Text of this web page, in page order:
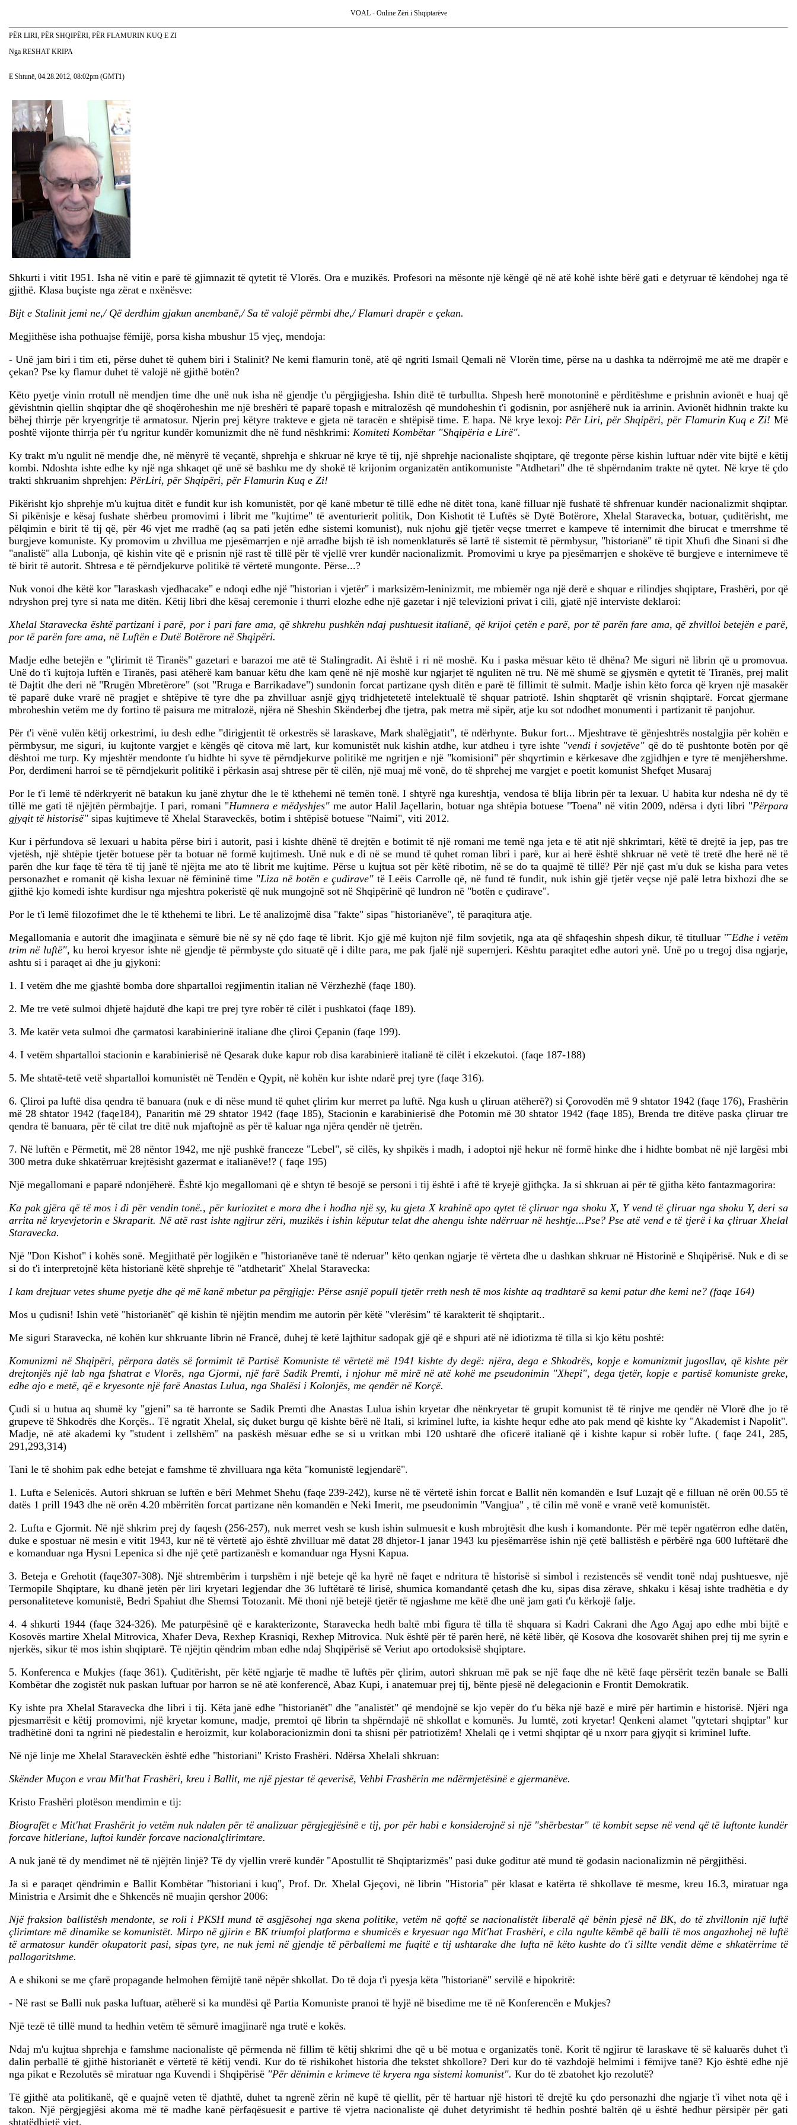
VOAL - Online Zëri i Shqiptarëve
PËR LIRI, PËR SHQIPËRI, PËR FLAMURIN KUQ E ZI
Nga RESHAT KRIPA
E Shtunë, 04.28.2012, 08:02pm (GMT1)
Shkurti i vitit 1951. Isha në vitin e parë të gjimnazit të qytetit të Vlorës. Ora e muzikës. Profesori na mësonte një këngë që në atë kohë ishte bërë gati e detyruar të këndohej nga të
gjithë. Klasa buçiste nga zërat e nxënësve:
Bijt e Stalinit jemi ne,/ Që derdhim gjakun anembanë,/ Sa të valojë përmbi dhe,/ Flamuri drapër e çekan.
Megjithëse isha pothuajse fëmijë, porsa kisha mbushur 15 vjeç, mendoja:
- Unë jam biri i tim eti, përse duhet të quhem biri i Stalinit? Ne kemi flamurin tonë, atë që ngriti Ismail Qemali në Vlorën time, përse na u dashka ta ndërrojmë me atë me drapër e
çekan? Pse ky flamur duhet të valojë në gjithë botën?
Këto pyetje vinin rrotull në mendjen time dhe unë nuk isha në gjendje t'u përgjigjesha. Ishin ditë të turbullta. Shpesh herë monotoninë e përditëshme e prishnin avionët e huaj që
gëvishtnin qiellin shqiptar dhe që shoqëroheshin me një breshëri të paparë topash e mitralozësh që mundoheshin t'i godisnin, por asnjëherë nuk ia arrinin. Avionët hidhnin trakte ku
bëhej thirrje për kryengritje të armatosur. Njerin prej këtyre trakteve e gjeta në taracën e shtëpisë time. E hapa. Në krye lexoj:Për Liri, për Shqipëri, për Flamurin Kuq e Zi! Më
poshtë vijonte thirrja për t'u ngritur kundër komunizmit dhe në fund nëshkrimi: Komiteti Kombëtar "Shqipëria e Lirë".
Ky trakt m'u ngulit në mendje dhe, në mënyrë të veçantë, shprehja e shkruar në krye të tij, një shprehje nacionaliste shqiptare, që tregonte përse kishin luftuar ndër vite bijtë e këtij
kombi. Ndoshta ishte edhe ky një nga shkaqet që unë së bashku me dy shokë të krijonim organizatën antikomuniste "Atdhetari" dhe të shpërndanim trakte në qytet. Në krye të çdo
trakti shkruanim shprehjen: PërLiri, për Shqipëri, për Flamurin Kuq e Zi!
Pikërisht kjo shprehje m'u kujtua ditët e fundit kur ish komunistët, por që kanë mbetur të tillë edhe në ditët tona, kanë filluar një fushatë të shfrenuar kundër nacionalizmit shqiptar.
Si pikënisje e kësaj fushate shërbeu promovimi i librit me "kujtime" të aventurierit politik, Don Kishotit të Luftës së Dytë Botërore, Xhelal Staravecka, botuar, çuditërisht, me
pëlqimin e birit të tij që, për 46 vjet me rradhë (aq sa pati jetën edhe sistemi komunist), nuk njohu gjë tjetër veçse tmerret e kampeve të internimit dhe birucat e tmerrshme të
burgjeve komuniste. Ky promovim u zhvillua me pjesëmarrjen e një arradhe bijsh të ish nomenklaturës së lartë të sistemit të përmbysur, "historianë" të tipit Xhufi dhe Sinani si dhe
"analistë" alla Lubonja, që kishin vite që e prisnin një rast të tillë për të vjellë vrer kundër nacionalizmit. Promovimi u krye pa pjesëmarrjen e shokëve të burgjeve e internimeve të
të birit të autorit. Shtresa e të përndjekurve politikë të vërtetë mungonte. Përse...?
Nuk vonoi dhe këtë kor "laraskash vjedhacake" e ndoqi edhe një "historian i vjetër" i marksizëm-leninizmit, me mbiemër nga një derë e shquar e rilindjes shqiptare, Frashëri, por që
ndryshon prej tyre si nata me ditën. Këtij libri dhe kësaj ceremonie i thurri elozhe edhe një gazetar i një televizioni privat i cili, gjatë një interviste deklaroi:
Xhelal Staravecka është partizani i parë, por i pari fare ama, që shkrehu pushkën ndaj pushtuesit italianë, që krijoi çetën e parë, por të parën fare ama, që zhvilloi betejën e parë,
por të parën fare ama, në Luftën e Dutë Botërore në Shqipëri.
Madje edhe betejën e "çlirimit të Tiranës" gazetari e barazoi me atë të Stalingradit. Ai është i ri në moshë. Ku i paska mësuar këto të dhëna? Me siguri në librin që u promovua.
Unë do t'i kujtoja luftën e Tiranës, pasi atëherë kam banuar këtu dhe kam qenë në një moshë kur ngjarjet të nguliten në tru. Në më shumë se gjysmën e qytetit të Tiranës, prej malit
të Dajtit dhe deri në "Rrugën Mbretërore" (sot "Rruga e Barrikadave") sundonin forcat partizane qysh ditën e parë të fillimit të sulmit. Madje ishin këto forca që kryen një masakër
të paparë duke vrarë në pragjet e shtëpive të tyre dhe pa zhvilluar asnjë gjyq tridhjetetetë intelektualë të shquar patriotë. Ishin shqptarët që vrisnin shqiptarë. Forcat gjermane
mbroheshin vetëm me dy fortino të paisura me mitralozë, njëra në Sheshin Skënderbej dhe tjetra, pak metra më sipër, atje ku sot ndodhet monumenti i partizanit të panjohur.
Për t'i vënë vulën këtij orkestrimi, iu desh edhe "dirigjentit të orkestrës së laraskave, Mark shalëgjatit", të ndërhynte. Bukur fort... Mjeshtrave të gënjeshtrës nostalgjia për kohën e
përmbysur, me siguri, iu kujtonte vargjet e këngës që citova më lart, kur komunistët nuk kishin atdhe, kur atdheu i tyre ishte "vendi i sovjetëve" që do të pushtonte botën por që
dështoi me turp. Ky mjeshtër mendonte t'u hidhte hi syve të përndjekurve politikë me ngritjen e një "komisioni" për shqyrtimin e kërkesave dhe zgjidhjen e tyre të menjëhershme.
Por, derdimeni harroi se të përndjekurit politikë i përkasin asaj shtrese për të cilën, një muaj më vonë, do të shprehej me vargjet e poetit komunist Shefqet Musaraj
Por le t'i lemë të ndërkryerit në batakun ku janë zhytur dhe le të kthehemi në temën tonë. I shtyrë nga kureshtja, vendosa të blija librin për ta lexuar. U habita kur ndesha në dy të
tillë me gati të njëjtën përmbajtje. I pari, romani "Humnera e mëdyshjes"me autor Halil Jaçellarin, botuar nga shtëpia botuese "Toena" në vitin 2009, ndërsa i dyti libri "Përpara
gjyqit të historisë" sipas kujtimeve të Xhelal Staraveckës, botim i shtëpisë botuese "Naimi", viti 2012.
Kur i përfundova së lexuari u habita përse biri i autorit, pasi i kishte dhënë të drejtën e botimit të një romani me temë nga jeta e të atit një shkrimtari, këtë të drejtë ia jep, pas tre
vjetësh, një shtëpie tjetër botuese për ta botuar në formë kujtimesh. Unë nuk e di në se mund të quhet roman libri i parë, kur ai herë është shkruar në vetë të tretë dhe herë në të
parën dhe kur faqe të tëra të tij janë të njëjta me ato të librit me kujtime. Përse u kujtua sot për këtë ribotim, në se do ta quajmë të tillë? Për një çast m'u duk se kisha para vetes
personazhet e romanit që kisha lexuar në fëmininë time "Liza në botën e çudirave"të Leëis Carrolle që, në fund të fundit, nuk ishin gjë tjetër veçse një palë letra bixhozi dhe se
gjithë kjo komedi ishte kurdisur nga mjeshtra pokeristë që nuk mungojnë sot në Shqipërinë që lundron në "botën e çudirave".
Por le t'i lemë filozofimet dhe le të kthehemi te libri. Le të analizojmë disa "fakte" sipas "historianëve", të paraqitura atje.
Megallomania e autorit dhe imagjinata e sëmurë bie në sy në çdo faqe të librit. Kjo gjë më kujton një film sovjetik, nga ata që shfaqeshin shpesh dikur, të titulluar "˜Edhe i vetëm
trim në luftë",ku heroi kryesor ishte në gjendje të përmbyste çdo situatë që i dilte para, me pak fjalë një supernjeri. Kështu paraqitet edhe autori ynë. Unë po u tregoj disa ngjarje,
ashtu si i paraqet ai dhe ju gjykoni:
1. I vetëm dhe me gjashtë bomba dore shpartalloi regjimentin italian në Vërzhezhë (faqe 180).
2. Me tre vetë sulmoi dhjetë hajdutë dhe kapi tre prej tyre robër të cilët i pushkatoi (faqe 189).
3. Me katër veta sulmoi dhe çarmatosi karabinierinë italiane dhe çliroi Çepanin (faqe 199).
4. I vetëm shpartalloi stacionin e karabinierisë në Qesarak duke kapur rob disa karabinierë italianë të cilët i ekzekutoi. (faqe 187-188)
5. Me shtatë-tetë vetë shpartalloi komunistët në Tendën e Qypit, në kohën kur ishte ndarë prej tyre (faqe 316).
6. Çliroi pa luftë disa qendra të banuara (nuk e di nëse mund të quhet çlirim kur merret pa luftë. Nga kush u çliruan atëherë?) si Çorovodën më 9 shtator 1942 (faqe 176), Frashërin
më 28 shtator 1942 (faqe184), Panaritin më 29 shtator 1942 (faqe 185), Stacionin e karabinierisë dhe Potomin më 30 shtator 1942 (faqe 185), Brenda tre ditëve paska çliruar tre
qendra të banuara, për të cilat tre ditë nuk mjaftojnë as për të kaluar nga njëra qendër në tjetrën.
7. Në luftën e Përmetit, më 28 nëntor 1942, me një pushkë franceze "Lebel", së cilës, ky shpikës i madh, i adoptoi një hekur në formë hinke dhe i hidhte bombat në një largësi mbi
300 metra duke shkatërruar krejtësisht gazermat e italianëve!? ( faqe 195)
Një megallomani e paparë ndonjëherë. Është kjo megallomani që e shtyn të besojë se personi i tij është i aftë të kryejë gjithçka. Ja si shkruan ai për të gjitha këto fantazmagorira:
Ka pak gjëra që të mos i di për vendin tonë., për kuriozitet e mora dhe i hodha një sy, ku gjeta X krahinë apo qytet të çliruar nga shoku X, Y vend të çliruar nga shoku Y, deri sa
arrita në kryevjetorin e Skraparit. Në atë rast ishte ngjirur zëri, muzikës i ishin këputur telat dhe ahengu ishte ndërruar në heshtje...Pse? Pse atë vend e të tjerë i ka çliruar Xhelal
Staravecka.
Një "Don Kishot" i kohës sonë. Megjithatë për logjikën e "historianëve tanë të nderuar" këto qenkan ngjarje të vërteta dhe u dashkan shkruar në Historinë e Shqipërisë. Nuk e di se
si do t'i interpretojnë këta historianë këtë shprehje të "atdhetarit" Xhelal Staravecka:
I kam drejtuar vetes shume pyetje dhe që më kanë mbetur pa përgjigje: Përse asnjë popull tjetër rreth nesh të mos kishte aq tradhtarë sa kemi patur dhe kemi ne? (faqe 164)
Mos u çudisni! Ishin vetë "historianët" që kishin të njëjtin mendim me autorin për këtë "vlerësim" të karakterit të shqiptarit..
Me siguri Staravecka, në kohën kur shkruante librin në Francë, duhej të ketë lajthitur sadopak gjë që e shpuri atë në idiotizma të tilla si kjo këtu poshtë:
Komunizmi në Shqipëri, përpara datës së formimit të Partisë Komuniste të vërtetë më 1941 kishte dy degë: njëra, dega e Shkodrës, kopje e komunizmit jugosllav, që kishte për
drejtonjës një lab nga fshatrat e Vlorës, nga Gjormi, një farë Sadik Premti, i njohur më mirë në atë kohë me pseudonimin "Xhepi", dega tjetër, kopje e partisë komuniste greke,
edhe ajo e metë, që e kryesonte një farë Anastas Lulua, nga Shalësi i Kolonjës, me qendër në Korçë.
Çudi si u hutua aq shumë ky "gjeni" sa të harronte se Sadik Premti dhe Anastas Lulua ishin kryetar dhe nënkryetar të grupit komunist të të rinjve me qendër në Vlorë dhe jo të
grupeve të Shkodrës dhe Korçës.. Të ngratit Xhelal, siç duket burgu që kishte bërë në Itali, si kriminel lufte, ia kishte hequr edhe ato pak mend që kishte ky "Akademist i Napolit".
Madje, në atë akademi ky "student i zellshëm" na paskësh mësuar edhe se si u vritkan mbi 120 ushtarë dhe oficerë italianë që i kishte kapur si robër lufte. ( faqe 241, 285,
291,293,314)
Tani le të shohim pak edhe betejat e famshme të zhvilluara nga këta "komunistë legjendarë".
1. Lufta e Selenicës. Autori shkruan se luftën e bëri Mehmet Shehu (faqe 239-242), kurse në të vërtetë ishin forcat e Ballit nën komandën e Isuf Luzajt që e filluan në orën 00.55 të
datës 1 prill 1943 dhe në orën 4.20 mbërritën forcat partizane nën komandën e Neki Imerit, me pseudonimin "Vangjua" , të cilin më vonë e vranë vetë komunistët.
2. Lufta e Gjormit. Në një shkrim prej dy faqesh (256-257), nuk merret vesh se kush ishin sulmuesit e kush mbrojtësit dhe kush i komandonte. Për më tepër ngatërron edhe datën,
duke e spostuar në mesin e vitit 1943, kur në të vërtetë ajo është zhvilluar më datat 28 dhjetor-1 janar 1943 ku pjesëmarrëse ishin një çetë ballistësh e përbërë nga 600 luftëtarë dhe
e komanduar nga Hysni Lepenica si dhe një çetë partizanësh e komanduar nga Hysni Kapua.
3. Beteja e Grehotit (faqe307-308). Një shtrembërim i turpshëm i një beteje që ka hyrë në faqet e ndritura të historisë si simbol i rezistencës së vendit tonë ndaj pushtuesve, një
Termopile Shqiptare, ku dhanë jetën për liri kryetari legjendar dhe 36 luftëtarë të lirisë, shumica komandantë çetash dhe ku, sipas disa zërave, shkaku i kësaj ishte tradhëtia e dy
personaliteteve komunistë, Bedri Spahiut dhe Shemsi Totozanit. Më thoni një betejë tjetër të ngjashme me këtë dhe unë jam gati t'u kërkojë falje.
4. 4 shkurti 1944 (faqe 324-326). Me paturpësinë që e karakterizonte, Staravecka hedh baltë mbi figura të tilla të shquara si Kadri Cakrani dhe Ago Agaj apo edhe mbi bijtë e
Kosovës martire Xhelal Mitrovica, Xhafer Deva, Rexhep Krasniqi, Rexhep Mitrovica. Nuk është për të parën herë, në këtë libër, që Kosova dhe kosovarët shihen prej tij me syrin e
njerkës, sikur të mos ishin shqiptarë. Të njëjtin qëndrim mban edhe ndaj Shqipërisë së Veriut apo ortodoksisë shqiptare.
5. Konferenca e Mukjes (faqe 361). Çuditërisht, për këtë ngjarje të madhe të luftës për çlirim, autori shkruan më pak se një faqe dhe në këtë faqe përsërit tezën banale se Balli
Kombëtar dhe zogistët nuk paskan luftuar por harron se në atë konferencë, Abaz Kupi, i anatemuar prej tij, bënte pjesë në delegacionin e Frontit Demokratik.
Ky ishte pra Xhelal Staravecka dhe libri i tij. Këta janë edhe "historianët" dhe "analistët" që mendojnë se kjo vepër do t'u bëka një bazë e mirë për hartimin e historisë. Njëri nga
pjesmarrësit e këtij promovimi, një kryetar komune, madje, premtoi që librin ta shpërndajë në shkollat e komunës. Ju lumtë, zoti kryetar! Qenkeni alamet "qytetari shqiptar" kur
tradhëtinë doni ta ngrini në piedestalin e heroizmit, kur kolaboracionizmin doni ta shisni për patriotizëm! Xhelali qe i vetmi shqiptar që u nxorr para gjyqit si kriminel lufte.
Në një linje me Xhelal Staraveckën është edhe "historiani" Kristo Frashëri. Ndërsa Xhelali shkruan:
Skënder Muçon e vrau Mit'hat Frashëri, kreu i Ballit, me një pjestar të qeverisë, Vehbi Frashërin me ndërmjetësinë e gjermanëve.
Kristo Frashëri plotëson mendimin e tij:
Biografët e Mit'hat Frashërit jo vetëm nuk ndalen për të analizuar përgjegjësinë e tij, por për habi e konsiderojnë si një "shërbestar" të kombit sepse në vend që të luftonte kundër
forcave hitleriane, luftoi kundër forcave nacionalçlirimtare.
A nuk janë të dy mendimet në të njëjtën linjë? Të dy vjellin vrerë kundër "Apostullit të Shqiptarizmës" pasi duke goditur atë mund të godasin nacionalizmin në përgjithësi.
Ja si e paraqet qëndrimin e Ballit Kombëtar "historiani i kuq", Prof. Dr. Xhelal Gjeçovi, në librin "Historia" për klasat e katërta të shkollave të mesme, kreu 16.3, miratuar nga
Ministria e Arsimit dhe e Shkencës në muajin qershor 2006:
Një fraksion ballistësh mendonte, se roli i PKSH mund të asgjësohej nga skena politike, vetëm në qoftë se nacionalistët liberalë që bënin pjesë në BK, do të zhvillonin një luftë
çlirimtare më dinamike se komunistët. Mirpo në gjirin e BK triumfoi platforma e shumicës e kryesuar nga Mit'hat Frashëri, e cila ngulte këmbë që balli të mos angazhohej në luftë
të armatosur kundër okupatorit pasi, sipas tyre, ne nuk jemi në gjendje të përballemi me fuqitë e tij ushtarake dhe lufta në këto kushte do t'i sillte vendit dëme e shkatërrime të
pallogaritshme.
A e shikoni se me çfarë propagande helmohen fëmijtë tanë nëpër shkollat. Do të doja t'i pyesja këta "historianë" servilë e hipokritë:
- Në rast se Balli nuk paska luftuar, atëherë si ka mundësi që Partia Komuniste pranoi të hyjë në bisedime me të në Konferencën e Mukjes?
Një tezë të tillë mund ta hedhin vetëm të sëmurë imagjinarë nga trutë e kokës.
Ndaj m'u kujtua shprehja e famshme nacionaliste që përmenda në fillim të këtij shkrimi dhe që u bë motua e organizatës tonë. Korit të ngjirur të laraskave të së kaluarës duhet t'i
dalin perballë të gjithë historianët e vërtetë të këtij vendi. Kur do të rishikohet historia dhe tekstet shkollore? Deri kur do të vazhdojë helmimi i fëmijve tanë? Kjo është edhe një
nga pikat e Rezolutës së miratuar nga Kuvendi i Shqipërisë "Për dënimin e krimeve të kryera nga sistemi komunist". Kur do të zbatohet kjo rezolutë?
Të gjithë ata politikanë, që e quajnë veten të djathtë, duhet ta ngrenë zërin në kupë të qiellit, për të hartuar një histori të drejtë ku çdo personazhi dhe ngjarje t'i vihet nota që i
takon. Një përgjegjësi akoma më të madhe kanë përfaqësuesit e partive të vjetra nacionaliste që duhet detyrimisht të hedhin poshtë baltën që u është hedhur përsipër për gati
shtatëdhjetë vjet.